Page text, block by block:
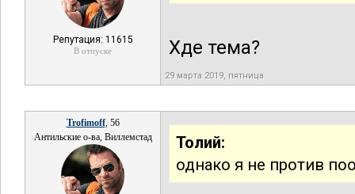
Репутация: 11615
В отпуске Хде тема?
29 марта 2019, пятница
Trofimoff, 56
Антильские о-ва, Виллемстад
Толий:
однако я не против